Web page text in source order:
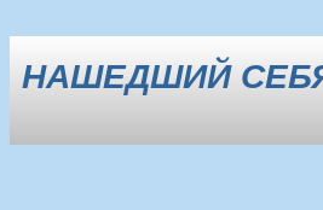
НАШЕДШИЙ